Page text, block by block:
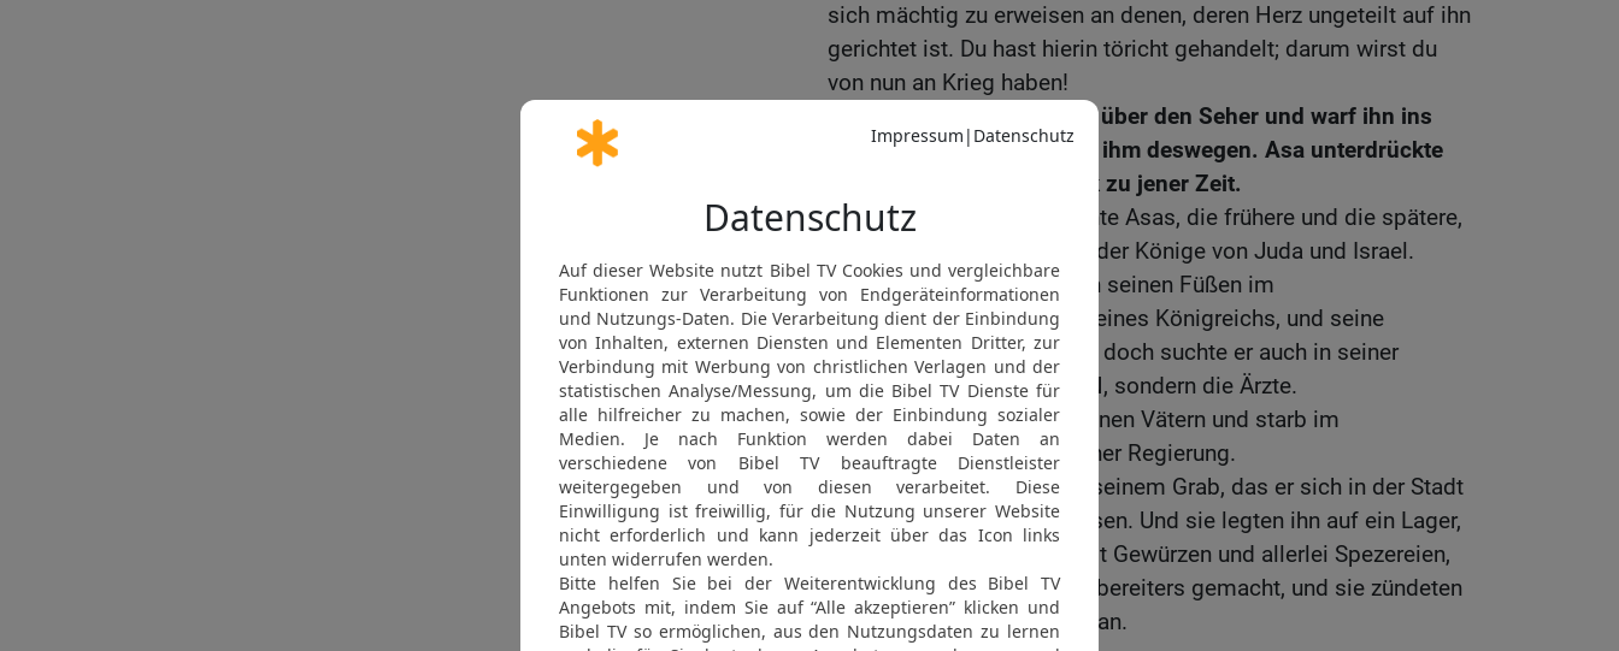
sich mächtig zu erweisen an denen, deren Herz ungeteilt auf ihn
gerichtet ist. Du hast hierin töricht gehandelt; darum wirst du
von nun an Krieg haben!
Aber Asa wurde zornig über den Seher und warf ihn ins
Gefängnis; denn er zürnte ihm deswegen. Asa unterdrückte
auch etliche von dem Volk zu jener Zeit.
11 Und siehe, die Geschichte Asas, die frühere und die spätere,
ist aufgezeichnet im Buch der Könige von Juda und Israel.
12 Und Asa wurde krank an seinen Füßen im
neununddreißigsten Jahr seines Königreichs, und seine
Krankheit war sehr schwer; doch suchte er auch in seiner
Krankheit nicht den HERRN, sondern die Ärzte.
13 So legte sich Asa zu seinen Vätern und starb im
einundvierzigsten Jahr seiner Regierung.
14 Und man begrub ihn in seinem Grab, das er sich in der Stadt
Davids hatte aushauen lassen. Und sie legten ihn auf ein Lager,
das man angefüllt hatte mit Gewürzen und allerlei Spezereien,
nach der Kunst des Salbenbereiters gemacht, und sie zündeten
ihm ein sehr großes Feuer an.